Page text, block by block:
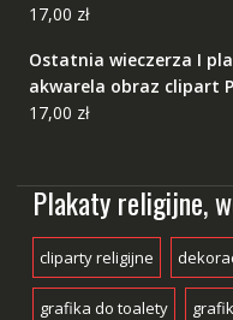
17,00 zł
Ostatnia wieczerza I
akwarela obraz clipart
17,00 zł
Plakaty religijne,
cliparty religijne
grafika do toalety